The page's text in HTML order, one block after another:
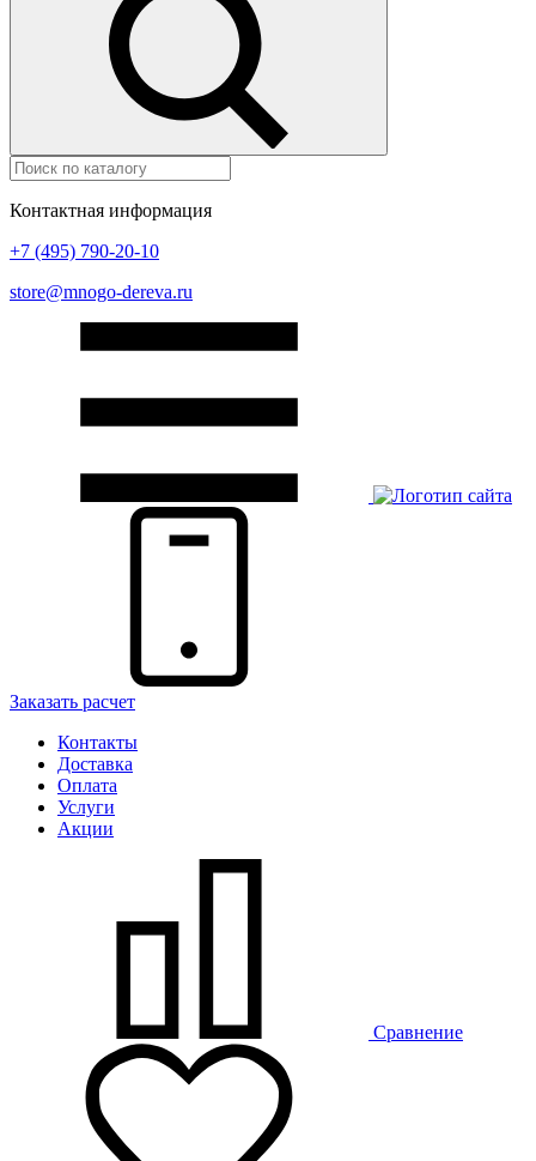
Контактная информация
+7 (495) 790-20-10
store@mnogo-dereva.ru
Заказать расчет
Контакты
Доставка
Оплата
Услуги
Акции
Сравнение